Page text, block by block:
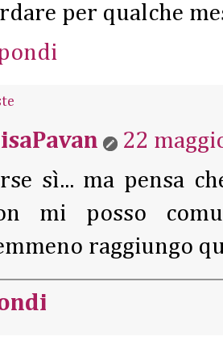
per qualche
22
sì... ma pensa
mi posso
raggiungo